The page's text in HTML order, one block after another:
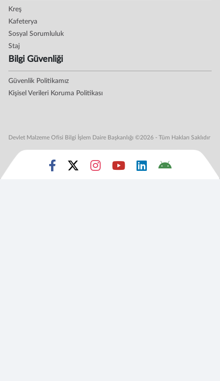
Kreş
Kafeterya
Sosyal Sorumluluk
Staj
Bilgi Güvenliği
Güvenlik Politikamız
Kişisel Verileri Koruma Politikası
Devlet Malzeme Ofisi Bilgi İşlem Daire Başkanlığı ©2026 - Tüm Hakları Saklıdır